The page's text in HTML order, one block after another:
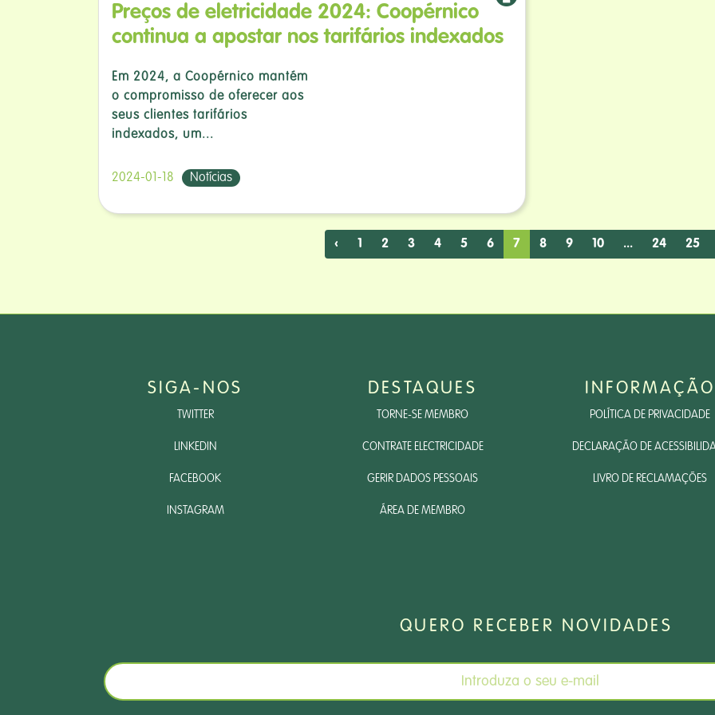
Preços de eletricidade 2024: Coopérnico
continua a apostar nos tarifários indexados
Em 2024, a Coopérnico mantém
o compromisso de oferecer aos
seus clientes tarifários
indexados, um...
2024-01-18 Notícias
‹ 1 2 3 4 5 6 7 8 9 10 ... 24 25
SIGA-NOS
TWITTER
LINKEDIN
FACEBOOK
INSTAGRAM
DESTAQUES
TORNE-SE MEMBRO
CONTRATE ELECTRICIDADE
GERIR DADOS PESSOAIS
ÁREA DE MEMBRO
INFORMAÇÃO
POLÍTICA DE PRIVACIDADE
DECLARAÇÃO DE
LIVRO DE RECLAMAÇÕES
QUERO RECEBER NOVIDADES